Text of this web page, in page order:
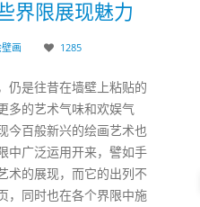
界限展现魅力
壁画 1285
仍是往昔在墙壁上粘贴的
多的艺术气味和欢娱气
今百般新兴的绘画艺术也
中广泛运用开来，譬如手
术的展现，而它的出列不
，同时也在各个界限中施